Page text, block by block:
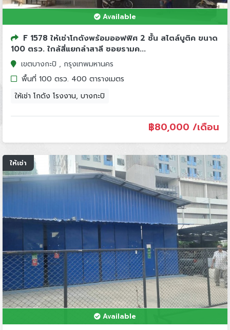
Available
F 1578 ให้เช่าโกดังพร้อมออฟฟิศ 2 ชั้น สไตล์บูติค ขนาด
100 ตรว. ใกล้สี่แยกลำสาลี ซอยรามค...
เขตบางกะปิ , กรุงเทพมหานคร
พื้นที่ 100 ตรว. 400 ตารางเมตร
ให้เช่า โกดัง โรงงาน, บางกะปิ
฿80,000 /เดือน
ให้เช่า
Available